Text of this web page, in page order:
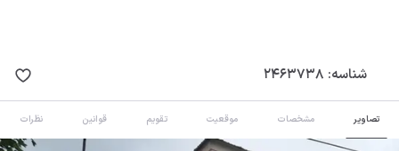
شناسه: 2463738
تصاویر مشخصات موقعیت تقویم قوانین نظرات